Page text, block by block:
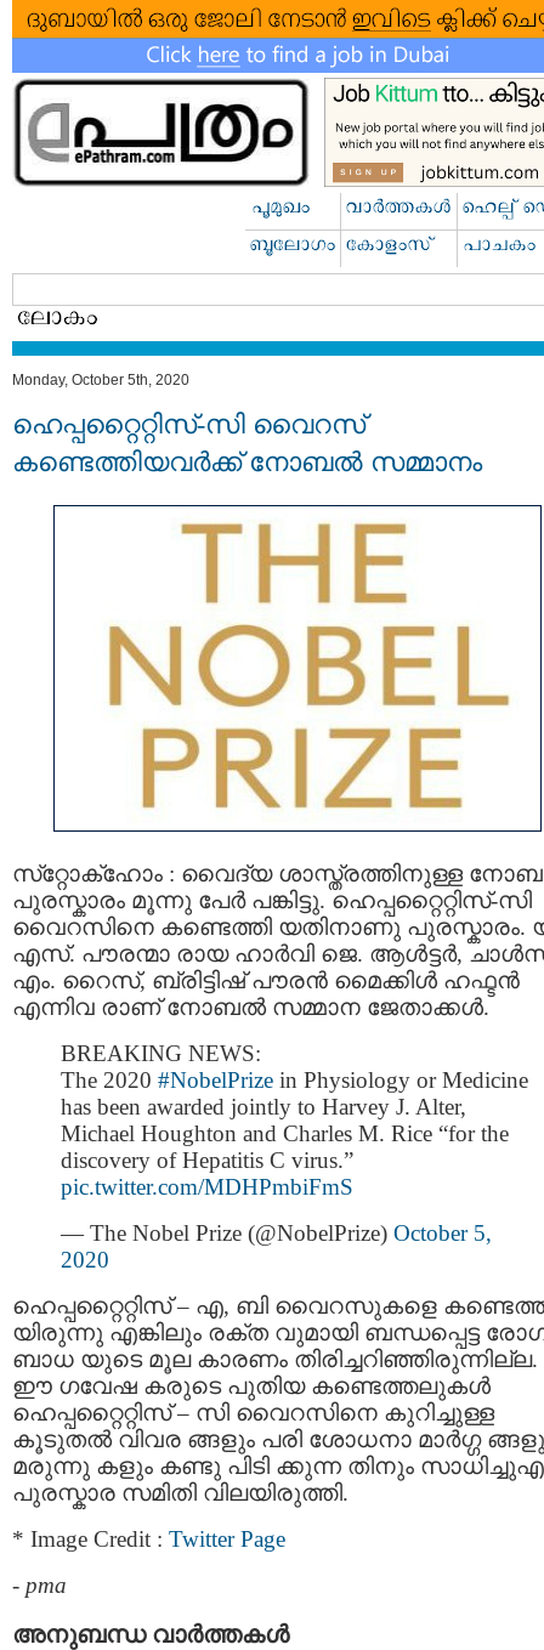
Monday, October 5th, 2020
ഹെപ്പറ്റൈറ്റിസ്-സി വൈറസ്
കണ്ടെത്തിയവർക്ക് നോബൽ സമ്മാനം
സ്‌റ്റോക്‌ഹോം : വൈദ്യ ശാസ്ത്രത്തിനുള്ള
പുരസ്കാരം മൂന്നു പേർ പങ്കിട്ടു. ഹെപ്പറ്റൈറ്റിസ്-സി
വൈറസിനെ കണ്ടെത്തി യതിനാണു പുരസ്കാരം.
എസ്. പൗരന്മാ രായ ഹാർവി ജെ. ആൾട്ടർ,
എം. റൈസ്, ബ്രിട്ടിഷ് പൗരൻ മൈക്കിൾ ഹഫ്ടൻ
എന്നിവ രാണ് നോബല്‍ സമ്മാന ജേതാക്കള്‍.
BREAKING NEWS:
The 2020 #NobelPrize in Physiology or Medicine
has been awarded jointly to Harvey J. Alter,
Michael Houghton and Charles M. Rice “for the
discovery of Hepatitis C virus.”
pic.twitter.com/MDHPmbiFmS
— The Nobel Prize (@NobelPrize) October 5,
2020
ഹെപ്പറ്റൈറ്റിസ് – എ, ബി വൈറസുകളെ
യിരുന്നു എങ്കിലും രക്ത വുമായി ബന്ധപ്പെട്ട
ബാധ യുടെ മൂല കാരണം തിരിച്ചറിഞ്ഞിരുന്നില്ല.
ഈ ഗവേഷ കരുടെ പുതിയ കണ്ടെത്തലുകള്‍
ഹെപ്പറ്റൈറ്റിസ് – സി വൈറസിനെ കുറിച്ചുള്ള
കൂടുതല്‍ വിവര ങ്ങളും പരി ശോധനാ മാര്‍ഗ്ഗ
മരുന്നു കളും കണ്ടു പിടി ക്കുന്ന തിനും
പുരസ്കാര സമിതി വിലയിരുത്തി.
* Image Credit : Twitter Page
- pma
അനുബന്ധ വാര്‍ത്തകള്‍